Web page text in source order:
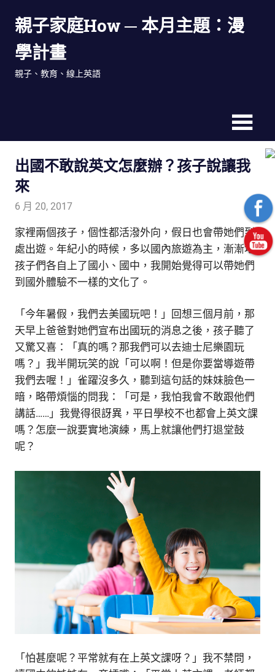
親子家庭How ─ 本月主題：漫
學計畫
親子、教育、線上英語
出國不敢說英文怎麼辦？孩子說讓我
來
6 月 20, 2017
家裡兩個孩子，個性都活潑外向，假日也會帶她們到
處出遊。年紀小的時候，多以國內旅遊為主，漸漸地
孩子們各自上了國小、國中，我開始覺得可以帶她們
到國外體驗不一樣的文化了。
「今年暑假，我們去美國玩吧！」回想三個月前，那
天早上爸爸對她們宣布出國玩的消息之後，孩子聽了
又驚又喜：「真的嗎？那我們可以去迪士尼樂園玩
嗎？」我半開玩笑的說「可以啊！但是你要當導遊帶
我們去喔！」雀躍沒多久，聽到這句話的妹妹臉色一
暗，略帶煩惱的問我：「可是，我怕我會不敢跟他們
講話……」我覺得很訝異，平日學校不也都會上英文課
嗎？怎麼一說要實地演練，馬上就讓他們打退堂鼓
呢？
「怕甚麼呢？平常就有在上英文課呀？」我不禁問，